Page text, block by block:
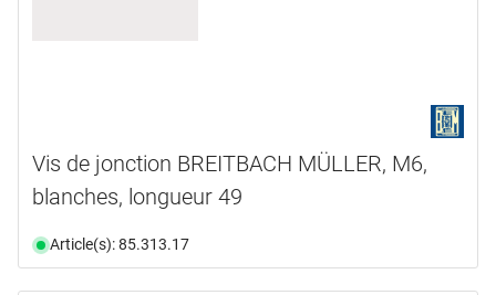
Vis de jonction BREITBACH MÜLLER, M6,
blanches, longueur 49
Article(s): 85.313.17